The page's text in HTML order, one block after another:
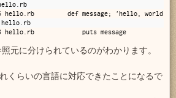
6 hello.rb         def message; 'hello, world';
hello.rb
hello.rb             puts message
元に分けられているのがわかります。
くらいの言語に対応できたことになるで